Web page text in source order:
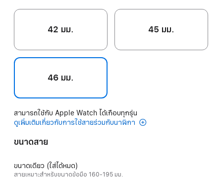
42 มม. 45 มม.
46 มม.
สามารถใช้กับ Apple Watch ได้เกือบทุกรุ่น
ดูเพิ่มเติมเกี่ยวกับการใช้สายร่วมกับนาฬิกา
ขนาดสาย
ขนาดเดียว (ใส่ได้หมด)
สายเหมาะสำหรับขนาดข้อมือ 160-195 มม.